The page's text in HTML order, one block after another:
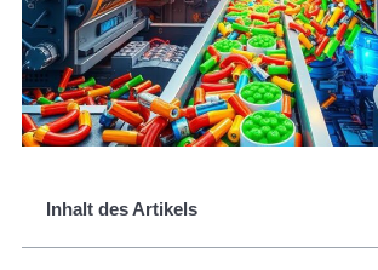
Inhalt des Artikels